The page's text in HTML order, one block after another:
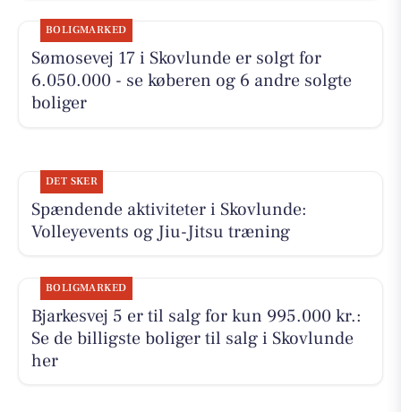
BOLIGMARKED
Sømosevej 17 i Skovlunde er solgt for
6.050.000 - se køberen og 6 andre solgte
boliger
DET SKER
Spændende aktiviteter i Skovlunde:
Volleyevents og Jiu-Jitsu træning
BOLIGMARKED
Bjarkesvej 5 er til salg for kun 995.000 kr.:
Se de billigste boliger til salg i Skovlunde
her